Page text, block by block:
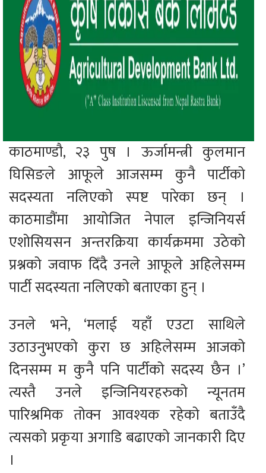
काठमाण्डौ, २३ पुष । ऊर्जामन्त्री कुलमान
घिसिङले आफूले आजसम्म कुनै पार्टीको
सदस्यता नलिएको स्पष्ट पारेका छन् ।
काठमाडौंमा आयोजित नेपाल इन्जिनियर्स
एशोसियसन अन्तरक्रिया कार्यक्रममा उठेको
प्रश्नको जवाफ दिँदै उनले आफूले अहिलेसम्म
पार्टी सदस्यता नलिएको बताएका हुन् ।
उनले भने, ‘मलाई यहाँ एउटा साथिले
उठाउनुभएको कुरा छ अहिलेसम्म आजको
दिनसम्म म कुनै पनि पार्टीको सदस्य छैन ।’
त्यस्तै उनले इन्जिनियरहरुको न्यूनतम
पारिश्रमिक तोक्न आवश्यक रहेको बताउँदै
त्यसको प्रकृया अगाडि बढाएको जानकारी दिए
।